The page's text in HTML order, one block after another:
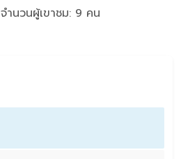
จำนวนผู้เขาชม: 9 คน